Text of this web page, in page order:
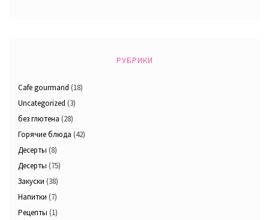
РУБРИКИ
Cafe gourmand (18)
Uncategorized (3)
без глютена (28)
Горячие блюда (42)
Десерты (8)
Десерты (75)
Закуски (38)
Напитки (7)
Рецепты (1)